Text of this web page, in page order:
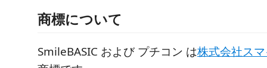
商標について
SmileBASIC および プチコン は株式会社ス